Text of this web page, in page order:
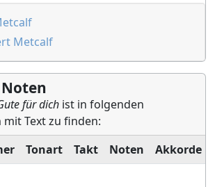
Metcalf
für dich ist in folgenden
Text zu finden:
Tonart Takt Noten Akkorde